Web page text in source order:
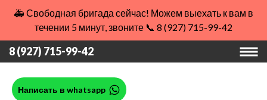
🚑 Свободная бригада сейчас! Можем выехать к вам в
течении 5 минут, звоните 📞 8 (927) 715-99-42
8 (927) 715-99-42
Написать в whatsapp